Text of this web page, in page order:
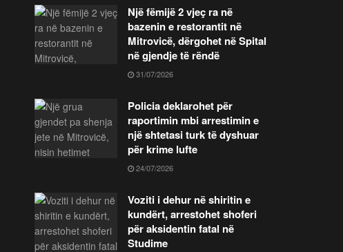
Një fëmijë 2 vjeç ra në
bazenin e restorantit në
Mitrovicë, dërgohet në Spital
në gjendje të rëndë
31/07/2026
Policia deklarohet për
raportimin mbi arrestimin e
një shtetasi turk të dyshuar
për krime lufte
24/07/2026
Voziti i dehur në shiritin e
kundërt, arrestohet shoferi
për aksidentin fatal në
Studime